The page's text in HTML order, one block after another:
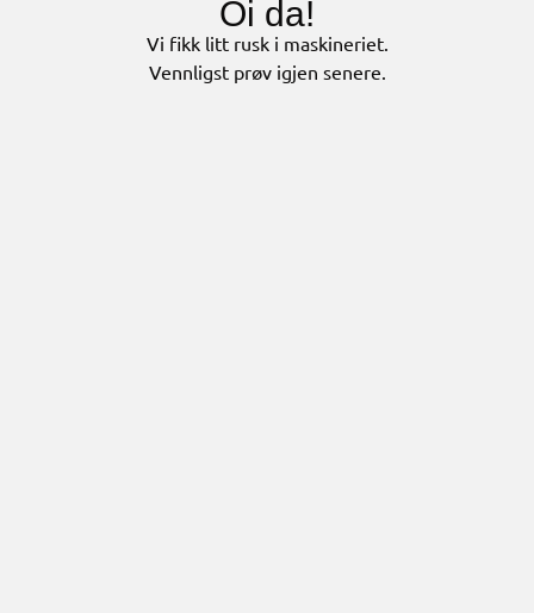
Oi da!
Vi fikk litt rusk i maskineriet.
Vennligst prøv igjen senere.